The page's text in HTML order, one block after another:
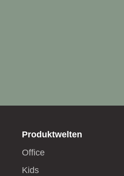
Produktwelten
Office
Kids